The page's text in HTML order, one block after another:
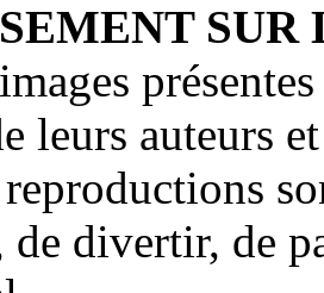
leurs auteurs
divertir, de